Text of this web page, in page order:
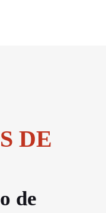
DE
de